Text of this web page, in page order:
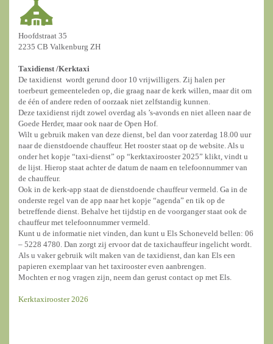
Hoofdstraat 35
2235 CB Valkenburg ZH
Taxidienst /Kerktaxi
De taxidienst wordt gerund door 10 vrijwilligers. Zij halen per
toerbeurt gemeenteleden op, die graag naar de kerk willen, maar dit om
de één of andere reden of oorzaak niet zelfstandig kunnen.
Deze taxidienst rijdt zowel overdag als ’s-avonds en niet alleen naar de
Goede Herder, maar ook naar de Open Hof.
Wilt u gebruik maken van deze dienst, bel dan voor zaterdag 18.00 uur
naar de dienstdoende chauffeur. Het rooster staat op de website. Als u
onder het kopje “taxi-dienst” op “kerktaxirooster 2025” klikt, vindt u
de lijst. Hierop staat achter de datum de naam en telefoonnummer van
de chauffeur.
Ook in de kerk-app staat de dienstdoende chauffeur vermeld. Ga in de
onderste regel van de app naar het kopje “agenda” en tik op de
betreffende dienst. Behalve het tijdstip en de voorganger staat ook de
chauffeur met telefoonnummer vermeld.
Kunt u de informatie niet vinden, dan kunt u Els Schoneveld bellen: 06
– 5228 4780. Dan zorgt zij ervoor dat de taxichauffeur ingelicht wordt.
Als u vaker gebruik wilt maken van de taxidienst, dan kan Els een
papieren exemplaar van het taxirooster even aanbrengen.
Mochten er nog vragen zijn, neem dan gerust contact op met Els.
Kerktaxirooster 2026